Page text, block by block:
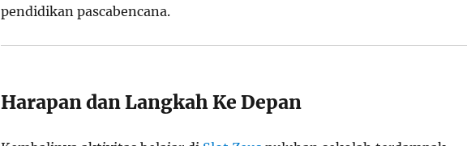
pendidikan pascabencana.
Harapan dan Langkah Ke Depan